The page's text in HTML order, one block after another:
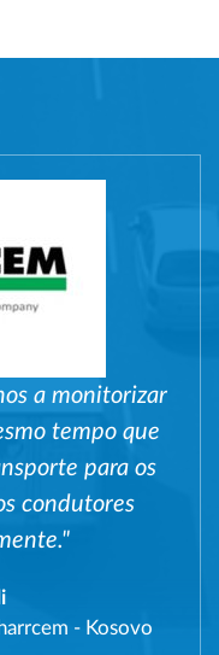
a monitorizar
tempo que
para os
condutores
- Kosovo